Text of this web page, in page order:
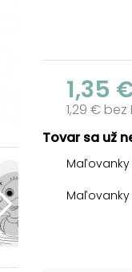
1,35
1,29 € bez
Tovar sa už
Maľovanky